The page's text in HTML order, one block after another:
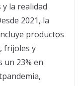
la realidad
2021, la
productos
frijoles y
un 23% en